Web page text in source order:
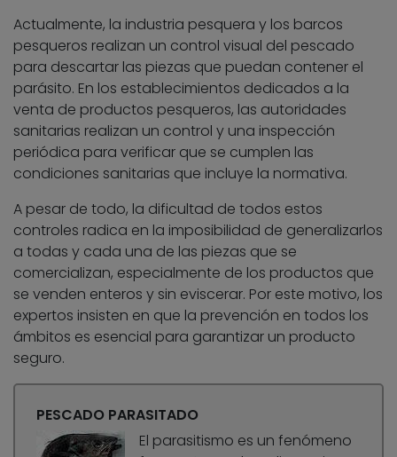
Actualmente, la industria pesquera y los barcos
pesqueros realizan un control visual del pescado
para descartar las piezas que puedan contener el
parásito. En los establecimientos dedicados a la
venta de productos pesqueros, las autoridades
sanitarias realizan un control y una inspección
periódica para verificar que se cumplen las
condiciones sanitarias que incluye la normativa.
A pesar de todo, la dificultad de todos estos
controles radica en la imposibilidad de generalizarlos
a todas y cada una de las piezas que se
comercializan, especialmente de los productos que
se venden enteros y sin eviscerar. Por este motivo, los
expertos insisten en que la prevención en todos los
ámbitos es esencial para garantizar un producto
seguro.
PESCADO PARASITADO
El parasitismo es un fenómeno